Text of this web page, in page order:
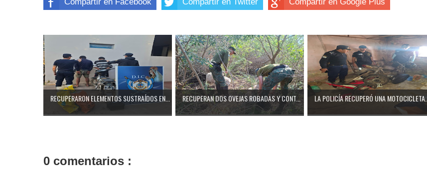
RECUPERARON ELEMENTOS SUSTRAÍDOS EN... RECUPERAN DOS OVEJAS ROBADAS Y CONT... LA POLICÍA RECUPERÓ UNA MOTOCICLETA...
0 comentarios :